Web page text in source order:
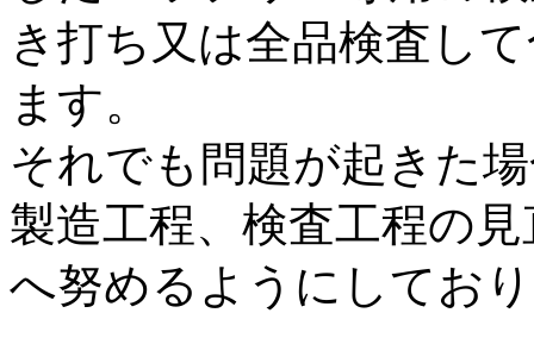
き打ち又は全品検査し
ます。
それでも問題が起きた
製造工程、検査工程の
へ努めるようにしてお